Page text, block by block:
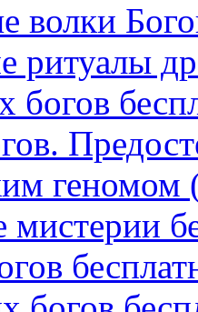
волки
ритуалы
богов
геномом
мистерии